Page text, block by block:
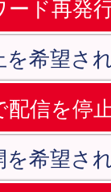
ード再発
を希望さ
配信を停
を希望さ